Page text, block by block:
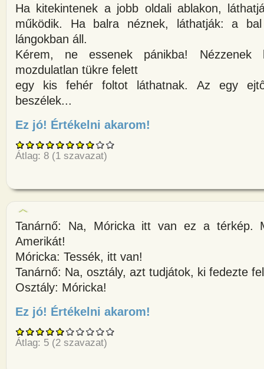
Ha kitekintenek a jobb oldali ablakon,
működik. Ha balra néznek, láthatják: a
lángokban áll.
Kérem, ne essenek pánikba!
mozdulatlan tükre felett
egy kis fehér foltot láthatnak. Az egy
beszélek...
Ez jó! Értékelni akarom!
Átlag: 8 (1 szavazat)
Tanárnő: Na, Móricka itt van ez a térkép.
Amerikát!
Móricka: Tessék, itt van!
Tanárnő: Na, osztály, azt tudjátok, ki fedezte
Osztály: Móricka!
Ez jó! Értékelni akarom!
Átlag: 5 (2 szavazat)